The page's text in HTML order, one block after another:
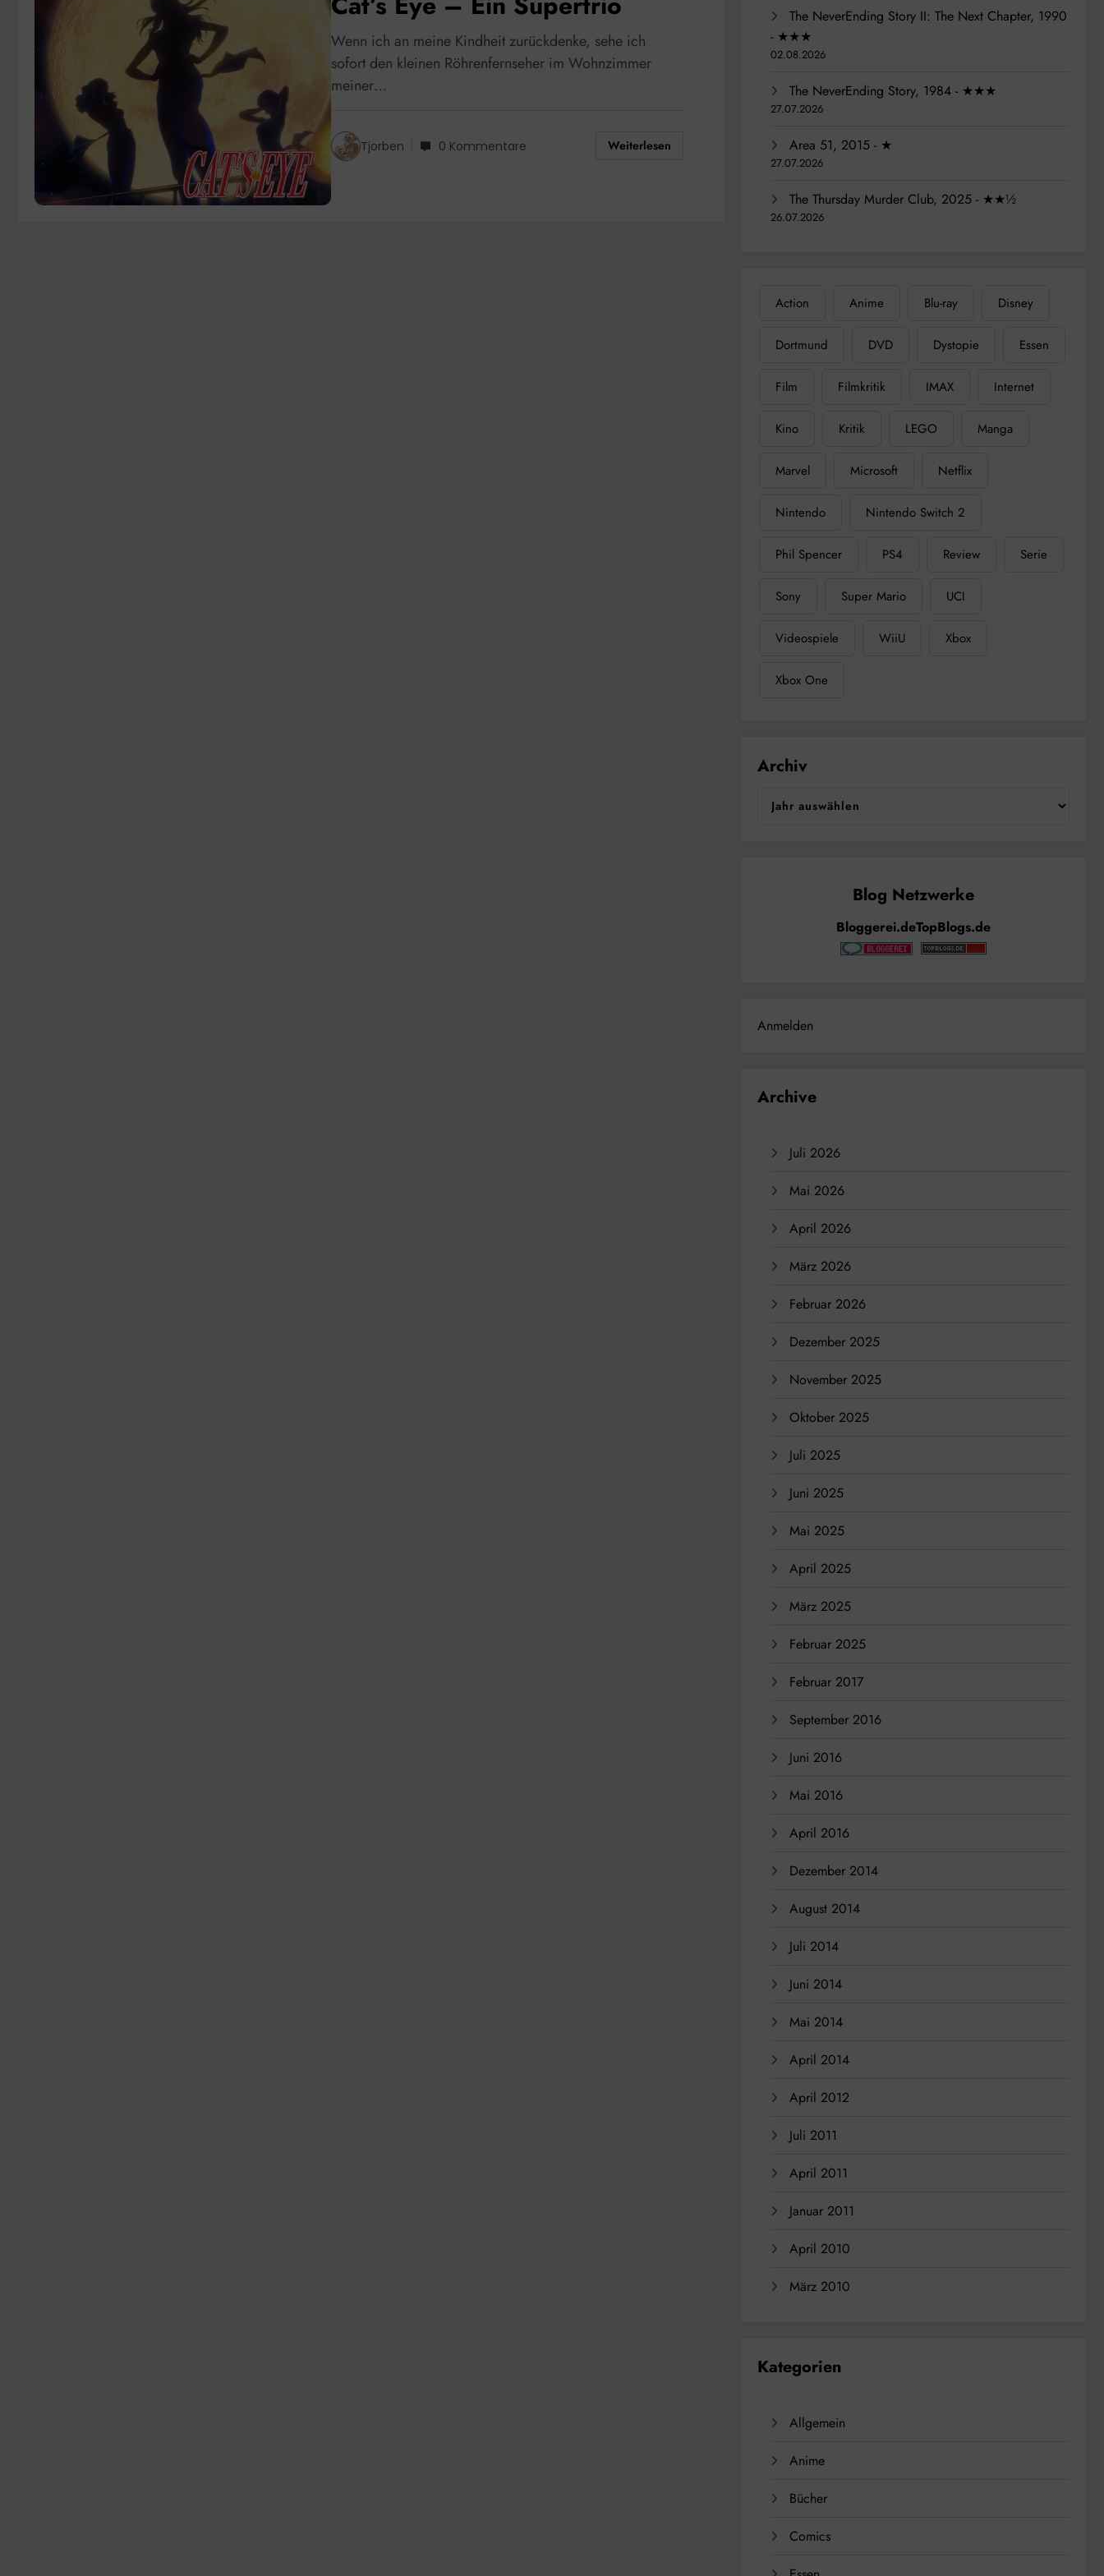
Wenn ich an meine Kindheit zurückdenke, sehe ich
sofort den kleinen Röhrenfernseher im Wohnzimmer
meiner…
Tjorben 0 Kommentare Weiterlesen
The NeverEnding Story II: The Next Chapter, 1990
- ★★★
02.08.2026
The NeverEnding Story, 1984 - ★★★
27.07.2026
Area 51, 2015 - ★
27.07.2026
The Thursday Murder Club, 2025 - ★★½
26.07.2026
Action Anime Blu-ray Disney
Dortmund DVD Dystopie Essen
Film Filmkritik IMAX Internet
Kino Kritik LEGO Manga
Marvel Microsoft Netflix
Nintendo Nintendo Switch 2
Phil Spencer PS4 Review Serie
Sony Super Mario UCI
Videospiele WiiU Xbox
Xbox One
Archiv
Bloggerei.deTopBlogs.de
Anmelden
Archive
Juli 2026
Mai 2026
April 2026
März 2026
Februar 2026
Dezember 2025
November 2025
Oktober 2025
Juli 2025
Juni 2025
Mai 2025
April 2025
März 2025
Februar 2025
Februar 2017
September 2016
Juni 2016
Mai 2016
April 2016
Dezember 2014
August 2014
Juli 2014
Juni 2014
Mai 2014
April 2014
April 2012
Juli 2011
April 2011
Januar 2011
April 2010
März 2010
Kategorien
Allgemein
Anime
Bücher
Comics